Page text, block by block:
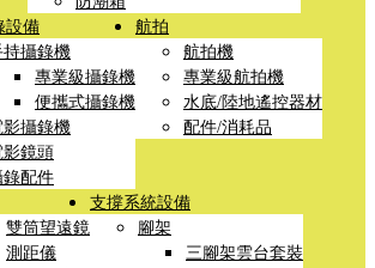
設備
持攝錄機
專業級攝錄機
便攜式攝錄機
影攝錄機
影鏡頭
錄配件
航拍
航拍機
專業級航拍機
水底/陸地遙控器材
配件/消耗品
雙筒望遠鏡
測距儀
支撐系統設備
腳架
三腳架雲台套裝